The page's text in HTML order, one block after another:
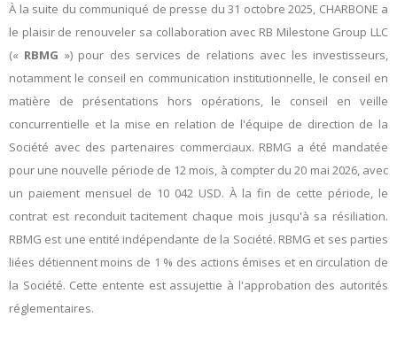
À la suite du communiqué de presse du 31 octobre 2025, CHARBONE a
le plaisir de renouveler sa collaboration avec RB Milestone Group LLC
(« RBMG ») pour des services de relations avec les investisseurs,
notamment le conseil en communication institutionnelle, le conseil en
matière de présentations hors opérations, le conseil en veille
concurrentielle et la mise en relation de l'équipe de direction de la
Société avec des partenaires commerciaux. RBMG a été mandatée
pour une nouvelle période de 12 mois, à compter du 20 mai 2026, avec
un paiement mensuel de 10 042 USD. À la fin de cette période, le
contrat est reconduit tacitement chaque mois jusqu'à sa résiliation.
RBMG est une entité indépendante de la Société. RBMG et ses parties
liées détiennent moins de 1 % des actions émises et en circulation de
la Société. Cette entente est assujettie à l'approbation des autorités
réglementaires.